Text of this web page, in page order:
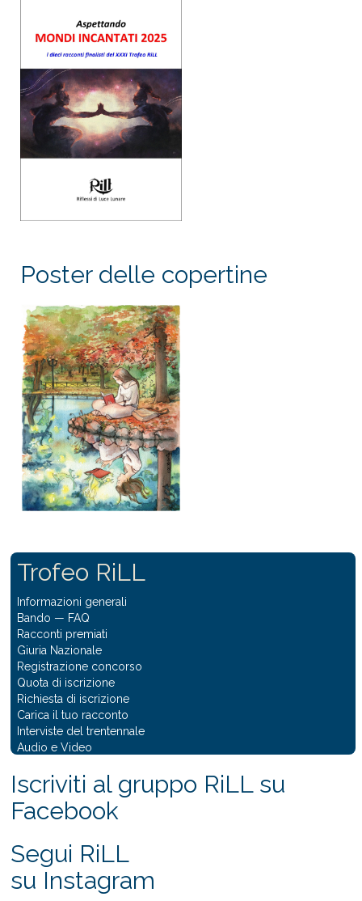
Poster delle copertine
Trofeo RiLL
Informazioni generali
Bando — FAQ
Racconti premiati
Giuria Nazionale
Registrazione concorso
Quota di iscrizione
Richiesta di iscrizione
Carica il tuo racconto
Interviste del trentennale
Audio e Video
Iscriviti al gruppo RiLL su
Facebook
Segui RiLL
su Instagram